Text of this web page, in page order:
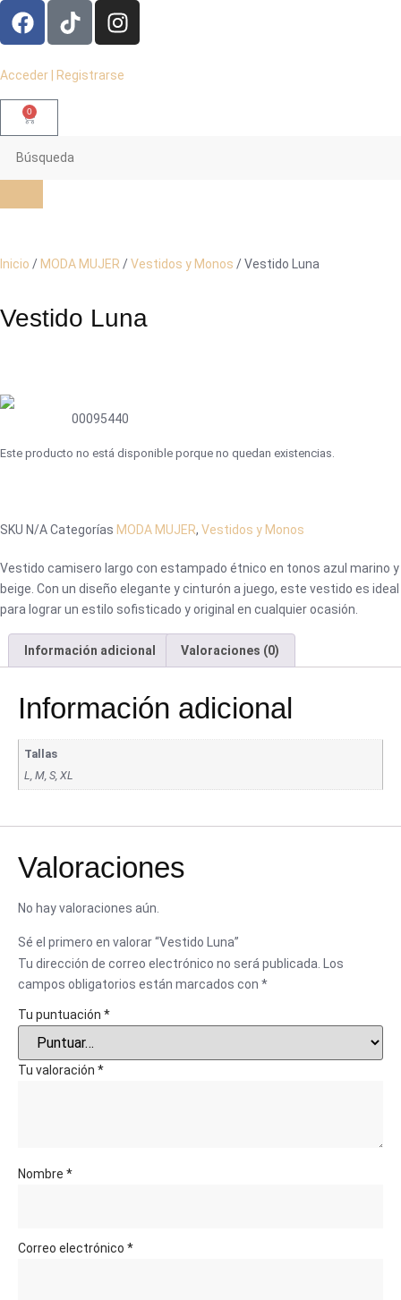
Acceder | Registrarse
0
Inicio / MODA MUJER /Vestidos y Monos / Vestido Luna
Vestido Luna
00095440
Este producto no está disponible porque no quedan existencias.
SKU N/ACategorías MODA MUJER, Vestidos y Monos
Vestido camisero largo con estampado étnico en tonos azul marino y
beige. Con un diseño elegante y cinturón a juego, este vestido es ideal
para lograr un estilo sofisticado y original en cualquier ocasión.
Información adicional Valoraciones (0)
Información adicional
Tallas
L, M, S, XL
Valoraciones
No hay valoraciones aún.
Sé el primero en valorar “Vestido Luna”
Tu dirección de correo electrónico no será publicada.
Los
campos obligatorios están marcados con *
Tu puntuación *
Tu valoración *
Nombre *
Correo electrónico *